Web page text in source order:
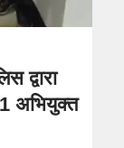
द्वारा
अभियुक्त